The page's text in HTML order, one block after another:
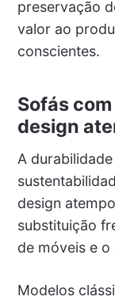
preservação
valor ao
conscientes.
Sofás
design
A
design
substituição
de móveis e
Modelos